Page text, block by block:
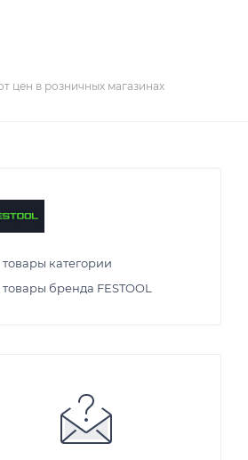
цен в розничных магазинах
товары категории
товары бренда FESTOOL